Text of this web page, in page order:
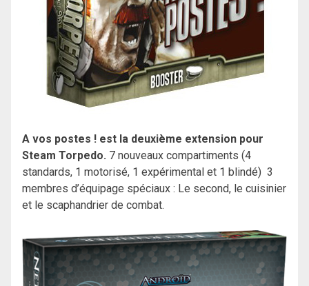
A vos postes ! est la deuxième extension pour
Steam Torpedo. 7 nouveaux compartiments (4
standards, 1 motorisé, 1 expérimental et 1 blindé) 3
membres d’équipage spéciaux : Le second, le cuisinier
et le scaphandrier de combat.